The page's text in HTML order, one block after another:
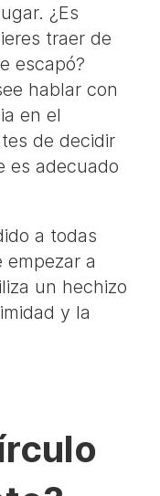
¿Es
traer de
escapó?
hablar con
en el
de decidir
es adecuado
a todas
a
un hechizo
y la